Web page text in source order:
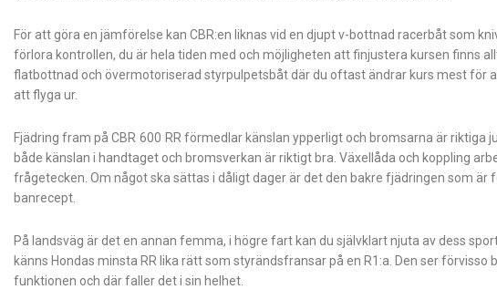
För att göra en jämförelse kan CBR:en liknas vid en djupt v-bottnad racerbåt som
förlora kontrollen, du är hela tiden med och möjligheten att finjustera kursen finns
flatbottnad och övermotoriserad styrpulpetsbåt där du oftast ändrar kurs mest för
att flyga ur.
Fjädring fram på CBR 600 RR förmedlar känslan ypperligt och bromsarna är riktiga
både känslan i handtaget och bromsverkan är riktigt bra. Växellåda och koppling
frågetecken. Om något ska sättas i dåligt dager är det den bakre fjädringen som är
banrecept.
På landsväg är det en annan femma, i högre fart kan du självklart njuta av dess
känns Hondas minsta RR lika rätt som styrändsfransar på en R1:a. Den ser förvisso
funktionen och där faller det i sin helhet.